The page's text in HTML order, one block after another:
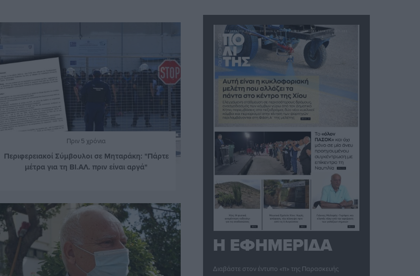
Πριν 5 χρόνια
Περιφερειακοί Σύμβουλοι σε Μηταράκη: "Πάρτε
μέτρα για τη ΒΙ.ΑΛ. πριν είναι αργά"
Η ΕΦΗΜΕΡΙΔΑ
Διαβάστε στον έντυπο «π» της Παρασκευής